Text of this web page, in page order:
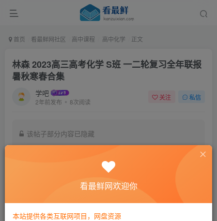
首页 看最鲜网社区 高中课程 高中化学 正文
林森 2023高三高考化学 S班 一二轮复习全年联报
暑秋寒春合集
学吧
2年前发布 8次阅读
关注 私信
该帖子部分内容已隐藏
9.9
免费看最鲜网欢迎你
本站提供各类互联网项目，网盘资源